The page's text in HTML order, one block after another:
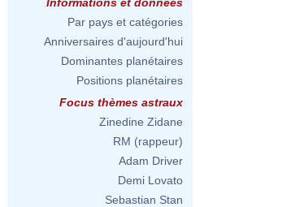
Par pays et catégories
Anniversaires d'aujourd'hui
Dominantes planétaires
Positions planétaires
Focus thèmes astraux
Zinedine Zidane
RM (rappeur)
Adam Driver
Demi Lovato
Sebastian Stan